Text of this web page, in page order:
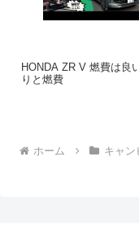
HONDA ZR V 燃費は良
りと燃費
ホーム キャン